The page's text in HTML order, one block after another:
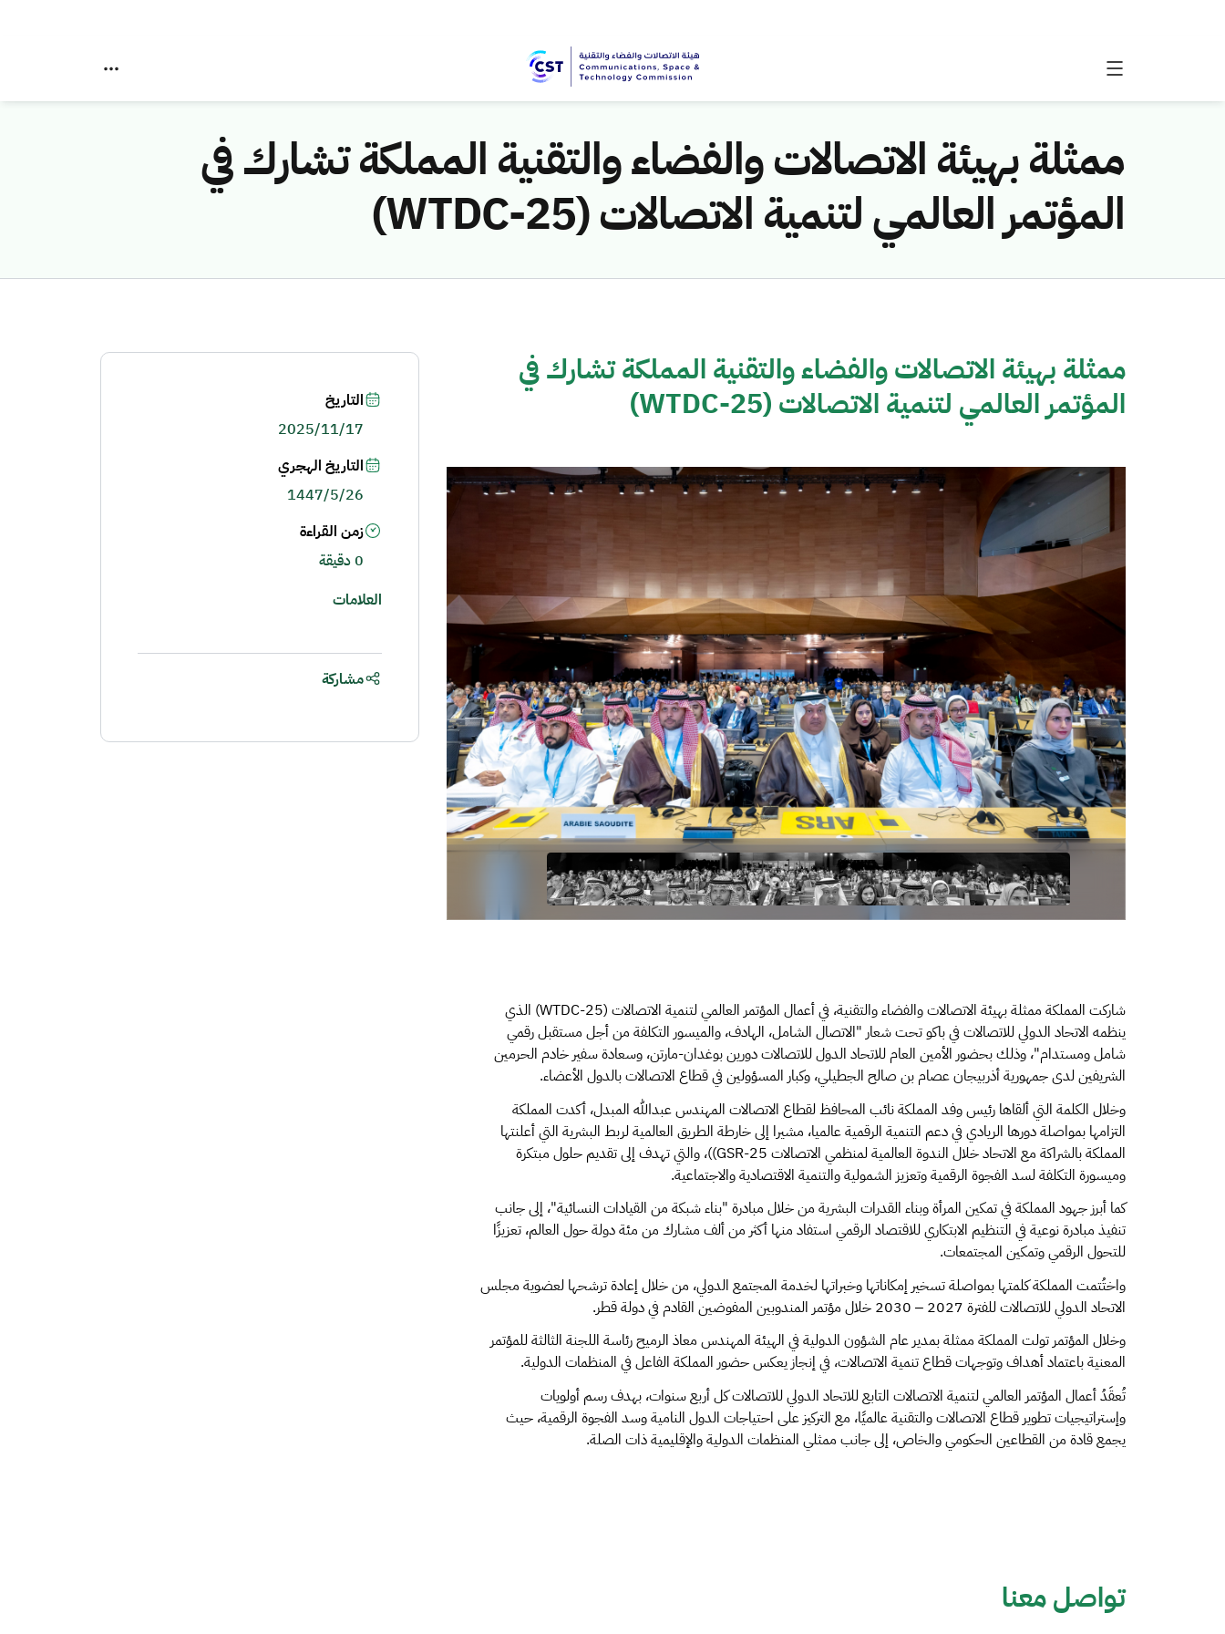
ممثلة بهيئة الاتصالات والفضاء والتقنية المملكة تشارك في
المؤتمر العالمي لتنمية الاتصالات (WTDC-25)
ممثلة بهيئة الاتصالات والفضاء والتقنية المملكة تشارك في
المؤتمر العالمي لتنمية الاتصالات (WTDC-25)
شاركت المملكة ممثلة بهيئة الاتصالات والفضاء والتقنية، في أعمال المؤتمر العالمي لتنمية الاتصالات (WTDC-25) الذي
ينظمه الاتحاد الدولي للاتصالات في باكو تحت شعار "الاتصال الشامل، الهادف، والميسور التكلفة من أجل مستقبل رقمي
شامل ومستدام"، وذلك بحضور الأمين العام للاتحاد الدول للاتصالات دورين بوغدان-مارتن، وسعادة سفير خادم الحرمين
الشريفين لدى جمهورية أذربيجان عصام بن صالح الجطيلي، وكبار المسؤولين في قطاع الاتصالات بالدول الأعضاء.
وخلال الكلمة التي ألقاها رئيس وفد المملكة نائب المحافظ لقطاع الاتصالات المهندس عبدالله المبدل، أكدت المملكة
التزامها بمواصلة دورها الريادي في دعم التنمية الرقمية عالميا، مشيرا إلى خارطة الطريق العالمية لربط البشرية التي أعلنتها
المملكة بالشراكة مع الاتحاد خلال الندوة العالمية لمنظمي الاتصالات GSR-25))، والتي تهدف إلى تقديم حلول مبتكرة
وميسورة التكلفة لسد الفجوة الرقمية وتعزيز الشمولية والتنمية الاقتصادية والاجتماعية.
كما أبرز جهود المملكة في تمكين المرأة وبناء القدرات البشرية من خلال مبادرة "بناء شبكة من القيادات النسائية"، إلى جانب
تنفيذ مبادرة نوعية في التنظيم الابتكاري للاقتصاد الرقمي استفاد منها أكثر من ألف مشارك من مئة دولة حول العالم، تعزيزًا
للتحول الرقمي وتمكين المجتمعات.
واختُتمت المملكة كلمتها بمواصلة تسخير إمكاناتها وخبراتها لخدمة المجتمع الدولي، من خلال إعادة ترشحها لعضوية مجلس
الاتحاد الدولي للاتصالات للفترة 2027 – 2030 خلال مؤتمر المندوبين المفوضين القادم في دولة قطر.
وخلال المؤتمر تولت المملكة ممثلة بمدير عام الشؤون الدولية في الهيئة المهندس معاذ الرميح رئاسة اللجنة الثالثة للمؤتمر
المعنية باعتماد أهداف وتوجهات قطاع تنمية الاتصالات، في إنجاز يعكس حضور المملكة الفاعل في المنظمات الدولية.
تُعقَدُ أعمال المؤتمر العالمي لتنمية الاتصالات التابع للاتحاد الدولي للاتصالات كل أربع سنوات، بهدف رسم أولويات
وإستراتيجيات تطوير قطاع الاتصالات والتقنية عالميًا، مع التركيز على احتياجات الدول النامية وسد الفجوة الرقمية، حيث
يجمع قادة من القطاعين الحكومي والخاص، إلى جانب ممثلي المنظمات الدولية والإقليمية ذات الصلة.
التاريخ
2025/11/17
التاريخ الهجري
1447/5/26
زمن القراءة
0 دقيقة
العلامات
مشاركة
تواصل معنا